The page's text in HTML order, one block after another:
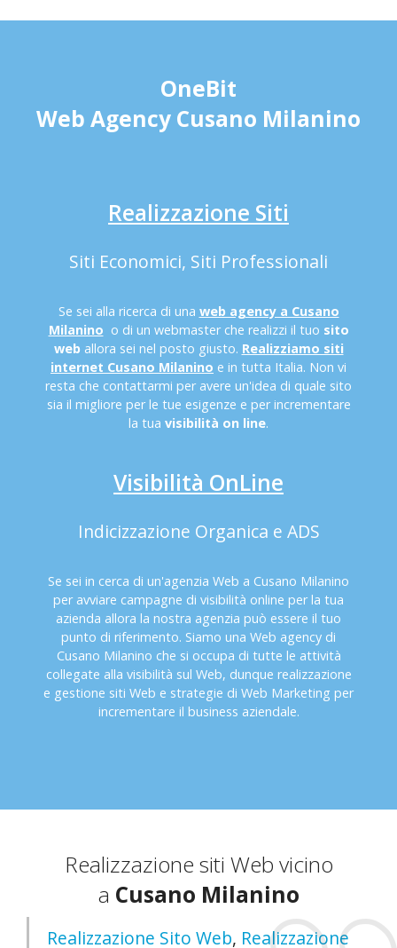
OneBit
Web Agency Cusano Milanino
Realizzazione Siti
Siti Economici, Siti Professionali
Se sei alla ricerca di una web agency a Cusano
Milanino o di un webmaster che realizzi il tuo sito
web allora sei nel posto giusto. Realizziamo siti
internet Cusano Milanino e in tutta Italia. Non vi
resta che contattarmi per avere un'idea di quale sito
sia il migliore per le tue esigenze e per incrementare
la tua visibilità on line.
Visibilità OnLine
Indicizzazione Organica e ADS
Se sei in cerca di un'agenzia Web a Cusano Milanino
per avviare campagne di visibilità online per la tua
azienda allora la nostra agenzia può essere il tuo
punto di riferimento. Siamo una Web agency di
Cusano Milanino che si occupa di tutte le attività
collegate alla visibilità sul Web, dunque realizzazione
e gestione siti Web e strategie di Web Marketing per
incrementare il business aziendale.
Realizzazione siti Web vicino
a Cusano Milanino
Realizzazione Sito Web, Realizzazione